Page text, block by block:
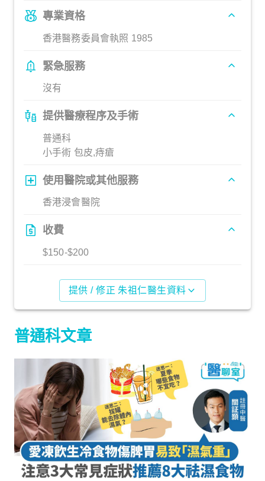
專業資格
香港醫務委員會執照 1985
緊急服務
沒有
提供醫療程序及手術
普通科
小手術 包皮,痔瘡
使用醫院或其他服務
香港浸會醫院
收費
$150-$200
提供 / 修正 朱祖仁醫生資料
普通科文章